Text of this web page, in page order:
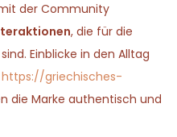
der Community
, die für die
Einblicke in den Alltag
https://griechisches-
die Marke authentisch und